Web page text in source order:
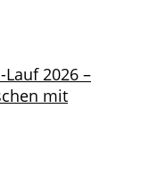
2026 –
mit